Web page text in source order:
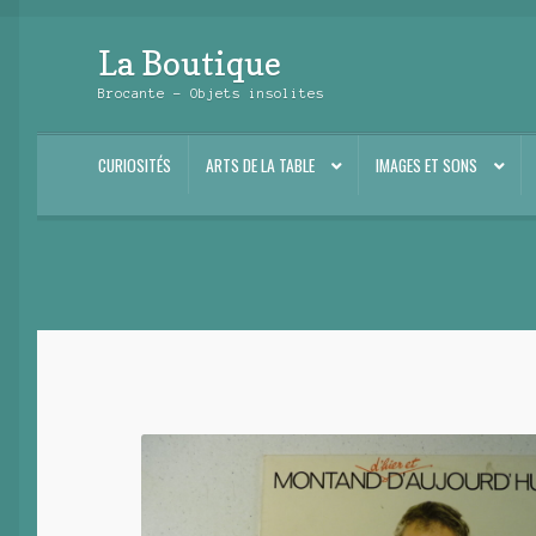
Aller
à
navigation
Aller
au
La Boutique
Brocante – Objets insolites
CURIOSITÉS ARTS DE LA TABLE IMAGES ET SONS